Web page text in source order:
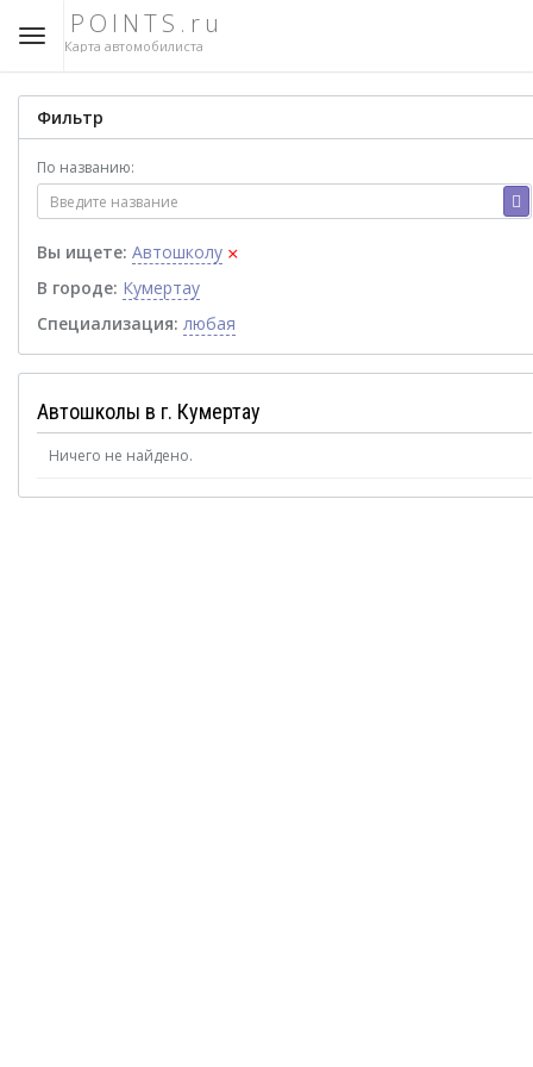
POINTS.ru
Карта автомобилиста
Фильтр
По названию:
Вы ищете: Автошколу ×
В городе: Кумертау
Специализация: любая
Автошколы в г. Кумертау
Ничего не найдено.